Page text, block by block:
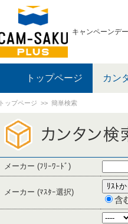
キャンペーンデ
トップページ カン
トップページ >> 簡単検索
メーカー (ﾌﾘｰﾜｰﾄﾞ)
メーカー (ﾏｽﾀｰ選択)
含